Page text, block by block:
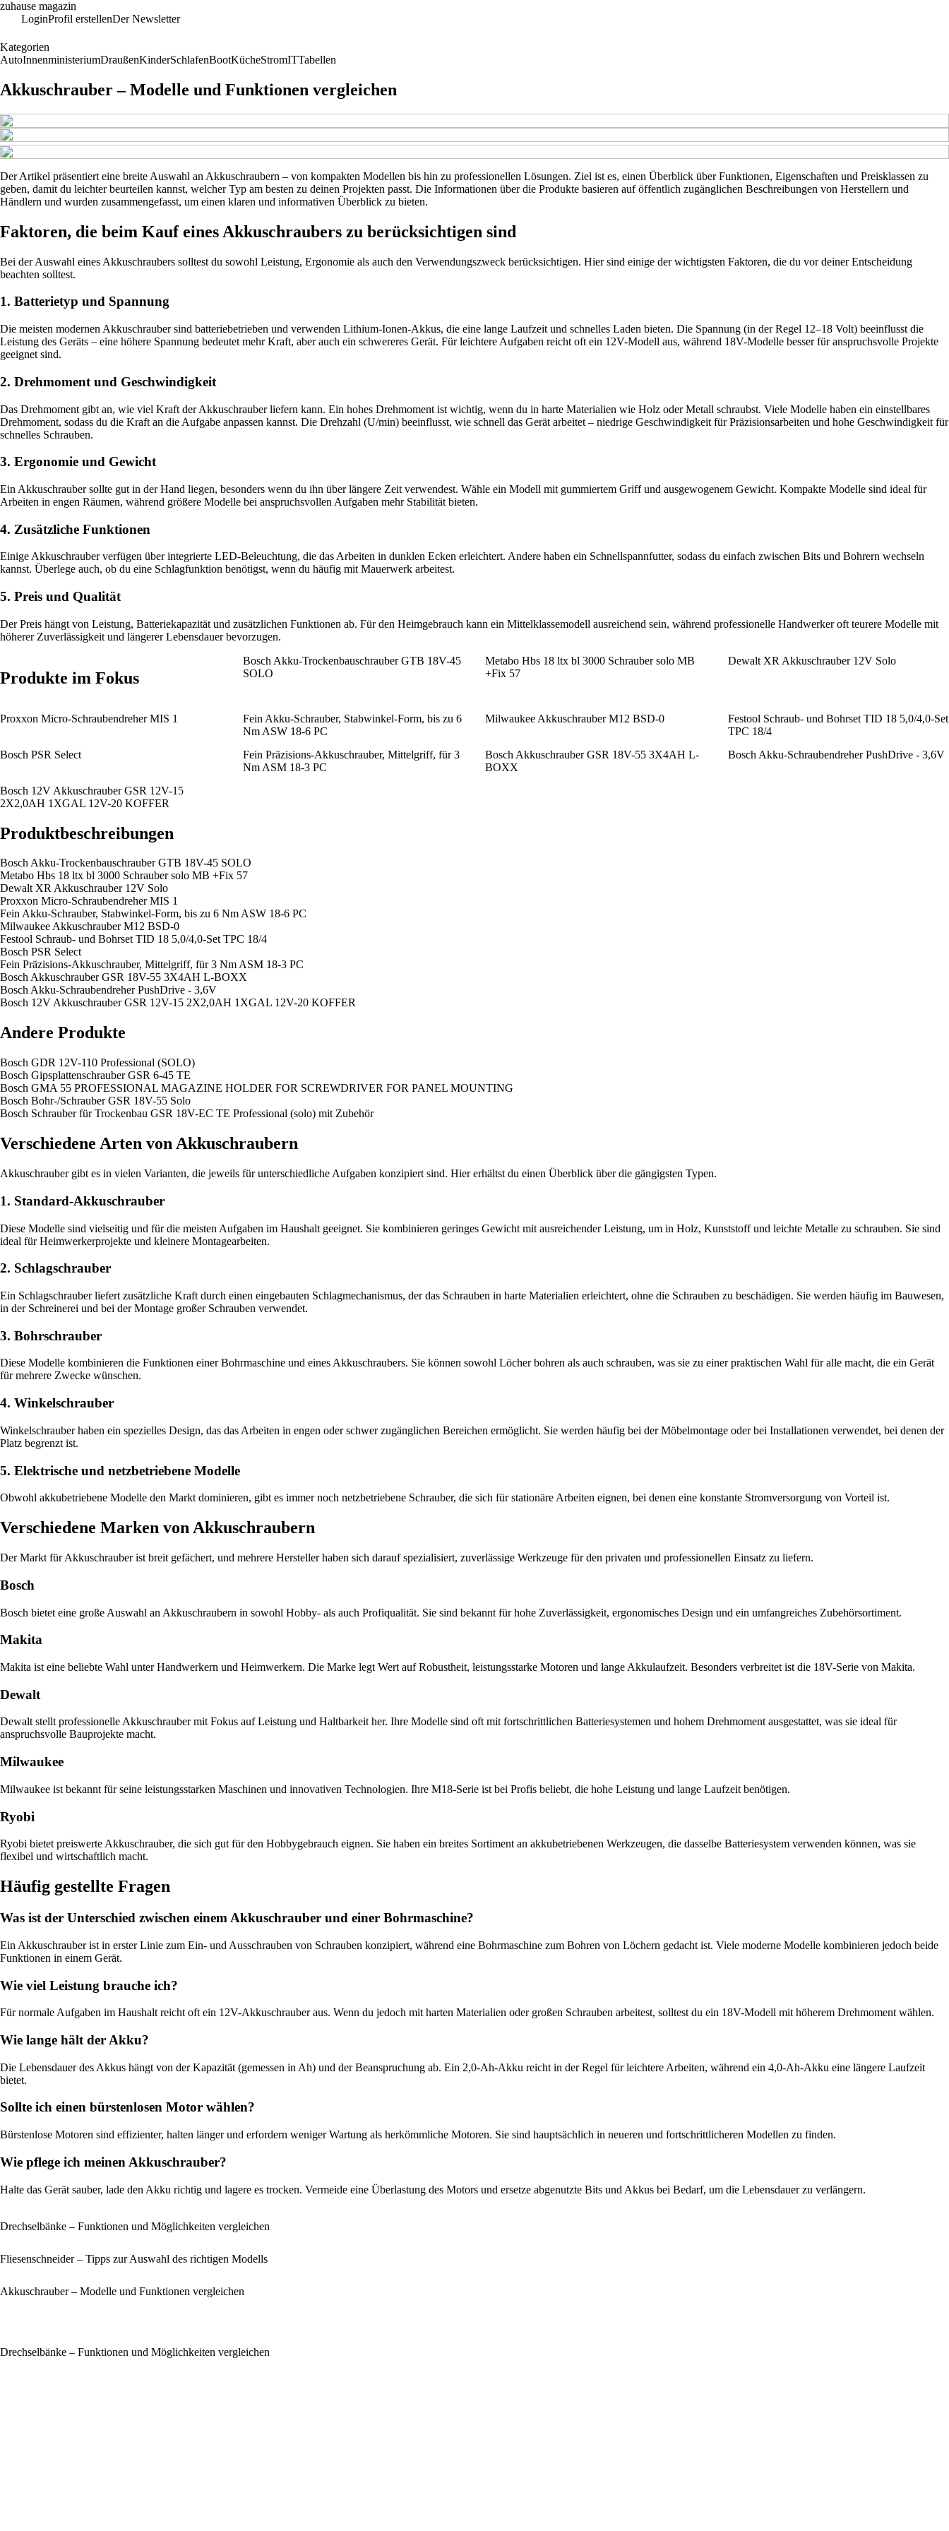
zuhause magazin
LoginProfil erstellenDer Newsletter
Kategorien
AutoInnenministeriumDraußenKinderSchlafenBootKücheStromITTabellen
Akkuschrauber – Modelle und Funktionen vergleichen
Der Artikel präsentiert eine breite Auswahl an Akkuschraubern – von kompakten Modellen bis hin zu professionellen Lösungen. Ziel ist es, einen Überblick über Funktionen, Eigenschaften und Preisklassen zu
geben, damit du leichter beurteilen kannst, welcher Typ am besten zu deinen Projekten passt. Die Informationen über die Produkte basieren auf öffentlich zugänglichen Beschreibungen von Herstellern und
Händlern und wurden zusammengefasst, um einen klaren und informativen Überblick zu bieten.
Faktoren, die beim Kauf eines Akkuschraubers zu berücksichtigen sind
Bei der Auswahl eines Akkuschraubers solltest du sowohl Leistung, Ergonomie als auch den Verwendungszweck berücksichtigen. Hier sind einige der wichtigsten Faktoren, die du vor deiner Entscheidung
beachten solltest.
1. Batterietyp und Spannung
Die meisten modernen Akkuschrauber sind batteriebetrieben und verwenden Lithium-Ionen-Akkus, die eine lange Laufzeit und schnelles Laden bieten. Die Spannung (in der Regel 12–18 Volt) beeinflusst die
Leistung des Geräts – eine höhere Spannung bedeutet mehr Kraft, aber auch ein schwereres Gerät. Für leichtere Aufgaben reicht oft ein 12V-Modell aus, während 18V-Modelle besser für anspruchsvolle Projekte
geeignet sind.
2. Drehmoment und Geschwindigkeit
Das Drehmoment gibt an, wie viel Kraft der Akkuschrauber liefern kann. Ein hohes Drehmoment ist wichtig, wenn du in harte Materialien wie Holz oder Metall schraubst. Viele Modelle haben ein einstellbares
Drehmoment, sodass du die Kraft an die Aufgabe anpassen kannst. Die Drehzahl (U/min) beeinflusst, wie schnell das Gerät arbeitet – niedrige Geschwindigkeit für Präzisionsarbeiten und hohe Geschwindigkeit für
schnelles Schrauben.
3. Ergonomie und Gewicht
Ein Akkuschrauber sollte gut in der Hand liegen, besonders wenn du ihn über längere Zeit verwendest. Wähle ein Modell mit gummiertem Griff und ausgewogenem Gewicht. Kompakte Modelle sind ideal für
Arbeiten in engen Räumen, während größere Modelle bei anspruchsvollen Aufgaben mehr Stabilität bieten.
4. Zusätzliche Funktionen
Einige Akkuschrauber verfügen über integrierte LED-Beleuchtung, die das Arbeiten in dunklen Ecken erleichtert. Andere haben ein Schnellspannfutter, sodass du einfach zwischen Bits und Bohrern wechseln
kannst. Überlege auch, ob du eine Schlagfunktion benötigst, wenn du häufig mit Mauerwerk arbeitest.
5. Preis und Qualität
Der Preis hängt von Leistung, Batteriekapazität und zusätzlichen Funktionen ab. Für den Heimgebrauch kann ein Mittelklassemodell ausreichend sein, während professionelle Handwerker oft teurere Modelle mit
höherer Zuverlässigkeit und längerer Lebensdauer bevorzugen.
Produkte im Fokus
Bosch Akku-Trockenbauschrauber GTB 18V-45
SOLO
Metabo Hbs 18 ltx bl 3000 Schrauber solo MB
+Fix 57
Dewalt XR Akkuschrauber 12V Solo
Proxxon Micro-Schraubendreher MIS 1
Fein Akku-Schrauber, Stabwinkel-Form, bis zu 6
Nm ASW 18-6 PC
Milwaukee Akkuschrauber M12 BSD-0
Festool Schraub- und Bohrset TID 18 5,0/4,0-Set
TPC 18/4
Bosch PSR Select
Fein Präzisions-Akkuschrauber, Mittelgriff, für 3
Nm ASM 18-3 PC
Bosch Akkuschrauber GSR 18V-55 3X4AH L-
BOXX
Bosch Akku-Schraubendreher PushDrive - 3,6V
Bosch 12V Akkuschrauber GSR 12V-15
2X2,0AH 1XGAL 12V-20 KOFFER
Produktbeschreibungen
Bosch Akku-Trockenbauschrauber GTB 18V-45 SOLO
Metabo Hbs 18 ltx bl 3000 Schrauber solo MB +Fix 57
Dewalt XR Akkuschrauber 12V Solo
Proxxon Micro-Schraubendreher MIS 1
Fein Akku-Schrauber, Stabwinkel-Form, bis zu 6 Nm ASW 18-6 PC
Milwaukee Akkuschrauber M12 BSD-0
Festool Schraub- und Bohrset TID 18 5,0/4,0-Set TPC 18/4
Bosch PSR Select
Fein Präzisions-Akkuschrauber, Mittelgriff, für 3 Nm ASM 18-3 PC
Bosch Akkuschrauber GSR 18V-55 3X4AH L-BOXX
Bosch Akku-Schraubendreher PushDrive - 3,6V
Bosch 12V Akkuschrauber GSR 12V-15 2X2,0AH 1XGAL 12V-20 KOFFER
Andere Produkte
Bosch GDR 12V-110 Professional (SOLO)
Bosch Gipsplattenschrauber GSR 6-45 TE
Bosch GMA 55 PROFESSIONAL MAGAZINE HOLDER FOR SCREWDRIVER FOR PANEL MOUNTING
Bosch Bohr-/Schrauber GSR 18V-55 Solo
Bosch Schrauber für Trockenbau GSR 18V-EC TE Professional (solo) mit Zubehör
Verschiedene Arten von Akkuschraubern
Akkuschrauber gibt es in vielen Varianten, die jeweils für unterschiedliche Aufgaben konzipiert sind. Hier erhältst du einen Überblick über die gängigsten Typen.
1. Standard-Akkuschrauber
Diese Modelle sind vielseitig und für die meisten Aufgaben im Haushalt geeignet. Sie kombinieren geringes Gewicht mit ausreichender Leistung, um in Holz, Kunststoff und leichte Metalle zu schrauben. Sie sind
ideal für Heimwerkerprojekte und kleinere Montagearbeiten.
2. Schlagschrauber
Ein Schlagschrauber liefert zusätzliche Kraft durch einen eingebauten Schlagmechanismus, der das Schrauben in harte Materialien erleichtert, ohne die Schrauben zu beschädigen. Sie werden häufig im Bauwesen,
in der Schreinerei und bei der Montage großer Schrauben verwendet.
3. Bohrschrauber
Diese Modelle kombinieren die Funktionen einer Bohrmaschine und eines Akkuschraubers. Sie können sowohl Löcher bohren als auch schrauben, was sie zu einer praktischen Wahl für alle macht, die ein Gerät
für mehrere Zwecke wünschen.
4. Winkelschrauber
Winkelschrauber haben ein spezielles Design, das das Arbeiten in engen oder schwer zugänglichen Bereichen ermöglicht. Sie werden häufig bei der Möbelmontage oder bei Installationen verwendet, bei denen der
Platz begrenzt ist.
5. Elektrische und netzbetriebene Modelle
Obwohl akkubetriebene Modelle den Markt dominieren, gibt es immer noch netzbetriebene Schrauber, die sich für stationäre Arbeiten eignen, bei denen eine konstante Stromversorgung von Vorteil ist.
Verschiedene Marken von Akkuschraubern
Der Markt für Akkuschrauber ist breit gefächert, und mehrere Hersteller haben sich darauf spezialisiert, zuverlässige Werkzeuge für den privaten und professionellen Einsatz zu liefern.
Bosch
Bosch bietet eine große Auswahl an Akkuschraubern in sowohl Hobby- als auch Profiqualität. Sie sind bekannt für hohe Zuverlässigkeit, ergonomisches Design und ein umfangreiches Zubehörsortiment.
Makita
Makita ist eine beliebte Wahl unter Handwerkern und Heimwerkern. Die Marke legt Wert auf Robustheit, leistungsstarke Motoren und lange Akkulaufzeit. Besonders verbreitet ist die 18V-Serie von Makita.
Dewalt
Dewalt stellt professionelle Akkuschrauber mit Fokus auf Leistung und Haltbarkeit her. Ihre Modelle sind oft mit fortschrittlichen Batteriesystemen und hohem Drehmoment ausgestattet, was sie ideal für
anspruchsvolle Bauprojekte macht.
Milwaukee
Milwaukee ist bekannt für seine leistungsstarken Maschinen und innovativen Technologien. Ihre M18-Serie ist bei Profis beliebt, die hohe Leistung und lange Laufzeit benötigen.
Ryobi
Ryobi bietet preiswerte Akkuschrauber, die sich gut für den Hobbygebrauch eignen. Sie haben ein breites Sortiment an akkubetriebenen Werkzeugen, die dasselbe Batteriesystem verwenden können, was sie
flexibel und wirtschaftlich macht.
Häufig gestellte Fragen
Was ist der Unterschied zwischen einem Akkuschrauber und einer Bohrmaschine?
Ein Akkuschrauber ist in erster Linie zum Ein- und Ausschrauben von Schrauben konzipiert, während eine Bohrmaschine zum Bohren von Löchern gedacht ist. Viele moderne Modelle kombinieren jedoch beide
Funktionen in einem Gerät.
Wie viel Leistung brauche ich?
Für normale Aufgaben im Haushalt reicht oft ein 12V-Akkuschrauber aus. Wenn du jedoch mit harten Materialien oder großen Schrauben arbeitest, solltest du ein 18V-Modell mit höherem Drehmoment wählen.
Wie lange hält der Akku?
Die Lebensdauer des Akkus hängt von der Kapazität (gemessen in Ah) und der Beanspruchung ab. Ein 2,0-Ah-Akku reicht in der Regel für leichtere Arbeiten, während ein 4,0-Ah-Akku eine längere Laufzeit
bietet.
Sollte ich einen bürstenlosen Motor wählen?
Bürstenlose Motoren sind effizienter, halten länger und erfordern weniger Wartung als herkömmliche Motoren. Sie sind hauptsächlich in neueren und fortschrittlicheren Modellen zu finden.
Wie pflege ich meinen Akkuschrauber?
Halte das Gerät sauber, lade den Akku richtig und lagere es trocken. Vermeide eine Überlastung des Motors und ersetze abgenutzte Bits und Akkus bei Bedarf, um die Lebensdauer zu verlängern.
Drechselbänke – Funktionen und Möglichkeiten vergleichen
Fliesenschneider – Tipps zur Auswahl des richtigen Modells
Akkuschrauber – Modelle und Funktionen vergleichen
Drechselbänke – Funktionen und Möglichkeiten vergleichen